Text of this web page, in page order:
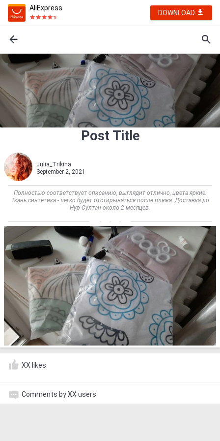
AliExpress
DOWNLOAD
Post Title
Julia_Trikina
September 2, 2021
Полностью соответствует описанию, выглядит отлично, цвета яркие.
Ткань синтетика - легко будет отстирываться после пляжа. Доставка до
Нур-Султан около 2 месяцев.
XX likes
Comments by XX users